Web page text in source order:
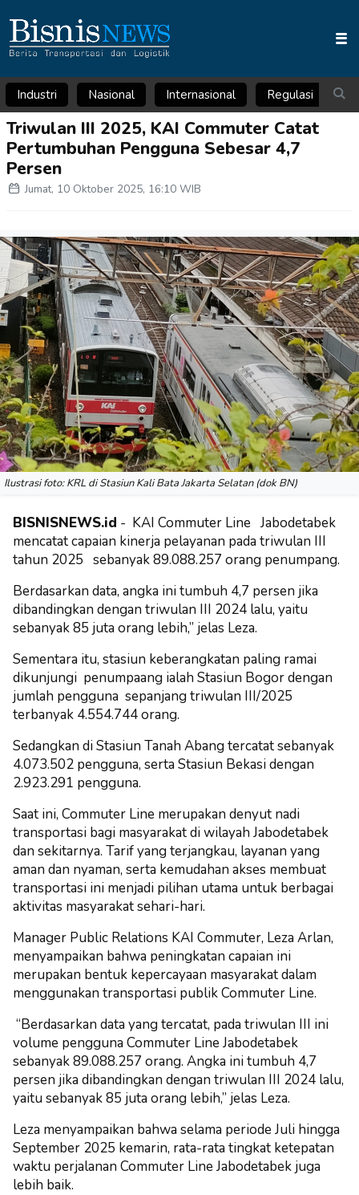
Industri Nasional Internasional Regulasi
Triwulan III 2025, KAI Commuter Catat
Pertumbuhan Pengguna Sebesar 4,7
Persen
Jumat, 10 Oktober 2025, 16:10 WIB
Ilustrasi foto: KRL di Stasiun Kali Bata Jakarta Selatan (dok BN)
BISNISNEWS.id - KAI Commuter Line Jabodetabek
mencatatcapaian kinerja pelayanan pada triwulan III
tahun 2025 sebanyak 89.088.257 orang penumpang.
Berdasarkan data, angka ini tumbuh 4,7 persen jika
dibandingkan dengan triwulan III 2024 lalu, yaitu
sebanyak 85 juta orang lebih,” jelas Leza.
Sementara itu, stasiun keberangkatan paling ramai
dikunjungi penumpaang ialah Stasiun Bogordengan
jumlah pengguna sepanjang triwulan III/2025
terbanyak 4.554.744 orang.
Sedangkan di Stasiun Tanah Abang tercatat sebanyak
4.073.502 pengguna, serta Stasiun Bekasi dengan
2.923.291 pengguna.
Saat ini, Commuter Line merupakan denyut nadi
transportasi bagi masyarakat di wilayah Jabodetabek
dan sekitarnya. Tarif yang terjangkau, layanan yang
aman dan nyaman, serta kemudahan akses membuat
transportasi ini menjadi pilihan utama untuk berbagai
aktivitas masyarakat sehari-hari.
Manager Public Relations KAI Commuter, Leza Arlan,
menyampaikan bahwa peningkatan capaian ini
merupakan bentuk kepercayaan masyarakat dalam
menggunakan transportasi publik Commuter Line.
“Berdasarkan data yang tercatat, pada triwulan III ini
volume pengguna Commuter Line Jabodetabek
sebanyak 89.088.257 orang. Angka ini tumbuh 4,7
persen jika dibandingkan dengan triwulan III 2024 lalu,
yaitu sebanyak 85 juta orang lebih,” jelas Leza.
Leza menyampaikan bahwa selama periode Juli hingga
September 2025 kemarin, rata-rata tingkat ketepatan
waktu perjalanan Commuter Line Jabodetabek juga
lebih baik.